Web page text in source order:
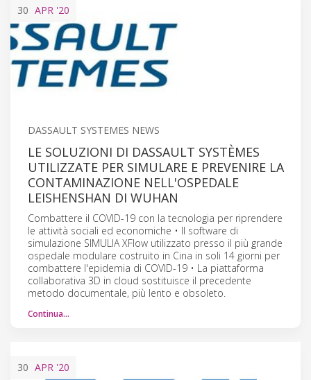
30 APR '20
DASSAULT SYSTEMES NEWS
LE SOLUZIONI DI DASSAULT SYSTÈMES
UTILIZZATE PER SIMULARE E PREVENIRE LA
CONTAMINAZIONE NELL'OSPEDALE
LEISHENSHAN DI WUHAN
Combattere il COVID-19 con la tecnologia per riprendere
le attività sociali ed economiche • Il software di
simulazione SIMULIA XFlow utilizzato presso il più grande
ospedale modulare costruito in Cina in soli 14 giorni per
combattere l'epidemia di COVID-19 • La piattaforma
collaborativa 3D in cloud sostituisce il precedente
metodo documentale, più lento e obsoleto.
Continua…
30 APR '20